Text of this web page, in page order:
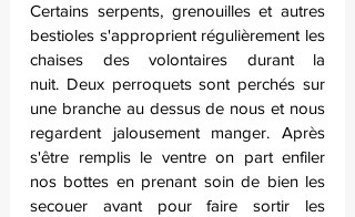
Certains serpents, grenouilles et autres
bestioles s'approprient régulièrement les
chaises des volontaires durant la
nuit. Deux perroquets sont perchés sur
une branche au dessus de nous et nous
regardent jalousement manger. Après
s'être remplis le ventre on part enfiler
nos bottes en prenant soin de bien les
secouer avant pour faire sortir les